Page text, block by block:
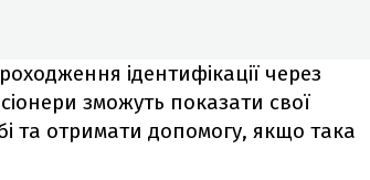
ідентифікації через
зможуть показати свої
та отримати допомогу, якщо така